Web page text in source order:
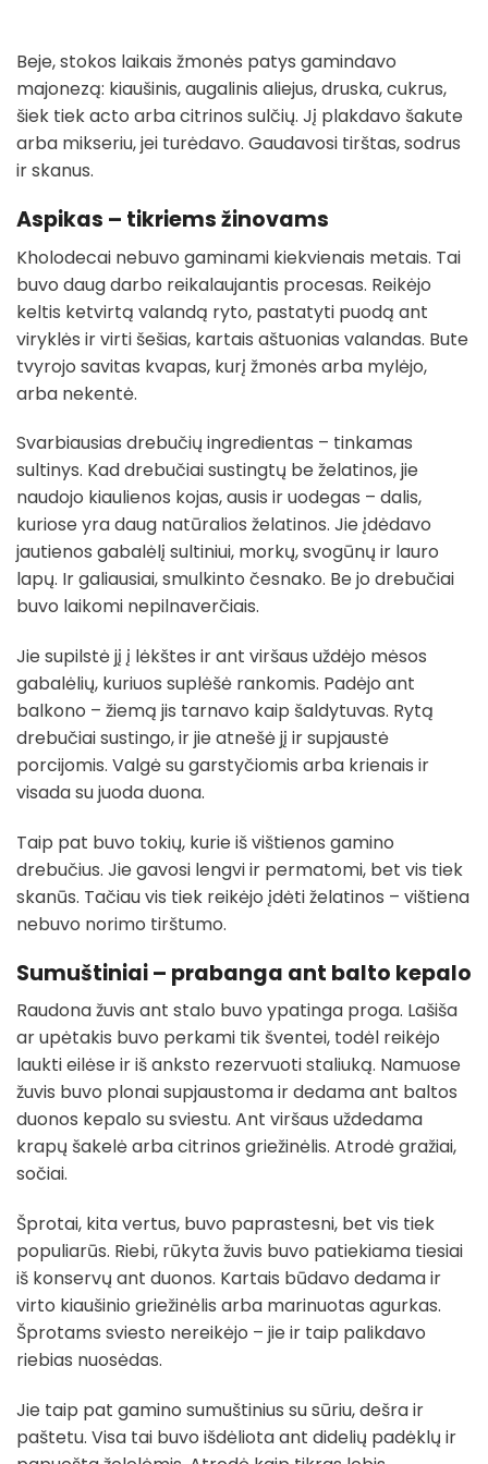
Beje, stokos laikais žmonės patys gamindavo
majonezą: kiaušinis, augalinis aliejus, druska, cukrus,
šiek tiek acto arba citrinos sulčių. Jį plakdavo šakute
arba mikseriu, jei turėdavo. Gaudavosi tirštas, sodrus
ir skanus.
Aspikas – tikriems žinovams
Kholodecai nebuvo gaminami kiekvienais metais. Tai
buvo daug darbo reikalaujantis procesas. Reikėjo
keltis ketvirtą valandą ryto, pastatyti puodą ant
viryklės ir virti šešias, kartais aštuonias valandas. Bute
tvyrojo savitas kvapas, kurį žmonės arba mylėjo,
arba nekentė.
Svarbiausias drebučių ingredientas – tinkamas
sultinys. Kad drebučiai sustingtų be želatinos, jie
naudojo kiaulienos kojas, ausis ir uodegas – dalis,
kuriose yra daug natūralios želatinos. Jie įdėdavo
jautienos gabalėlį sultiniui, morkų, svogūnų ir lauro
lapų. Ir galiausiai, smulkinto česnako. Be jo drebučiai
buvo laikomi nepilnaverčiais.
Jie supilstė jį į lėkštes ir ant viršaus uždėjo mėsos
gabalėlių, kuriuos suplėšė rankomis. Padėjo ant
balkono – žiemą jis tarnavo kaip šaldytuvas. Rytą
drebučiai sustingo, ir jie atnešė jį ir supjaustė
porcijomis. Valgė su garstyčiomis arba krienais ir
visada su juoda duona.
Taip pat buvo tokių, kurie iš vištienos gamino
drebučius. Jie gavosi lengvi ir permatomi, bet vis tiek
skanūs. Tačiau vis tiek reikėjo įdėti želatinos – vištiena
nebuvo norimo tirštumo.
Sumuštiniai – prabanga ant balto kepalo
Raudona žuvis ant stalo buvo ypatinga proga. Lašiša
ar upėtakis buvo perkami tik šventei, todėl reikėjo
laukti eilėse ir iš anksto rezervuoti staliuką. Namuose
žuvis buvo plonai supjaustoma ir dedama ant baltos
duonos kepalo su sviestu. Ant viršaus uždedama
krapų šakelė arba citrinos griežinėlis. Atrodė gražiai,
sočiai.
Šprotai, kita vertus, buvo paprastesni, bet vis tiek
populiarūs. Riebi, rūkyta žuvis buvo patiekiama tiesiai
iš konservų ant duonos. Kartais būdavo dedama ir
virto kiaušinio griežinėlis arba marinuotas agurkas.
Šprotams sviesto nereikėjo – jie ir taip palikdavo
riebias nuosėdas.
Jie taip pat gamino sumuštinius su sūriu, dešra ir
paštetu. Visa tai buvo išdėliota ant didelių padėklų ir